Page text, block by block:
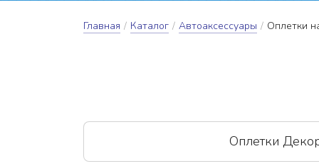
Главная / Каталог / Автоаксессуары / Оплетки
Оплетки